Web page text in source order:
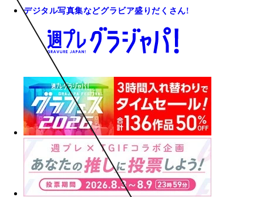
デジタル写真集などグラビア盛りだくさん!